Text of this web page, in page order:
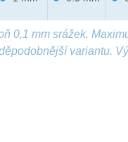
0,1 mm srážek.
variantu.